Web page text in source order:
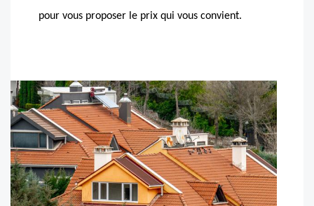
pour vous proposer le prix qui vous convient.